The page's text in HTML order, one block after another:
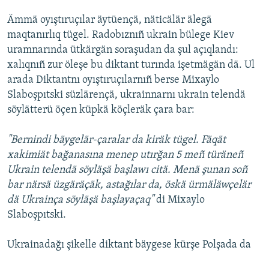
Ämmä oyıştıruçılar äytüençä, näticälär älegä
maqtanırlıq tügel. Radobıznıñ ukrain bülege Kiev
uramnarında ütkärgän soraşudan da şul açıqlandı:
xalıqnıñ zur öleşe bu diktant turında işetmägän dä. Ul
arada Diktantnı oyıştıruçılarnıñ berse Mixaylo
Slaboşpıtski süzlärençä, ukrainnarnı ukrain telendä
söylätterü öçen küpkä köçleräk çara bar:
"Bernindi bäygelär-çaralar da kiräk tügel. Fäqät
xakimiät bağanasına menep utırğan 5 meñ türäneñ
Ukrain telendä söyläşä başlawı citä. Menä şunan soñ
bar närsä üzgäräçäk, astağılar da, öskä ürmäläwçelär
dä Ukrainça söyläşä başlayaçaq"di Mixaylo
Slaboşpıtski.
Ukrainadağı şikelle diktant bäygese kürşe Polşada da